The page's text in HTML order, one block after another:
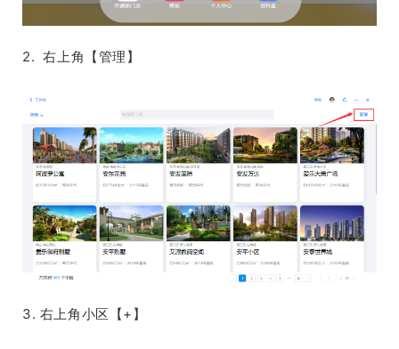
2. 右上角【管理】
3. 右上角小区【+】